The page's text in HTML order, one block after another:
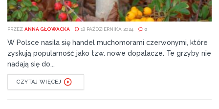
PRZEZ ANNA GŁOWACKA 18 PAŹDZIERNIKA 2024 0
W Polsce nasila się handel muchomorami czerwonymi, które
zyskują popularność jako tzw. nowe dopalacze. Te grzyby nie
nadają się do...
CZYTAJ WIĘCEJ